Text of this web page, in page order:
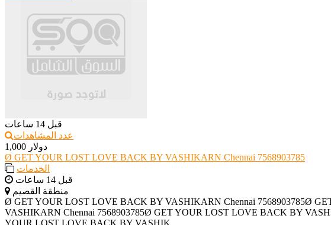
قبل 14 ساعات
عدد المشاهدات
1,000 دولار
Ø GET YOUR LOST LOVE BACK BY VASHIKARN Chennai 7568903785
الخدمات
قبل 14 ساعات
منطقة القصيم
Ø GET YOUR LOST LOVE BACK BY VASHIKARN Chennai 7568903785Ø
VASHIKARN Chennai 7568903785Ø GET YOUR LOST LOVE BACK BY
YOUR LOST LOVE BACK BY VASHIK...